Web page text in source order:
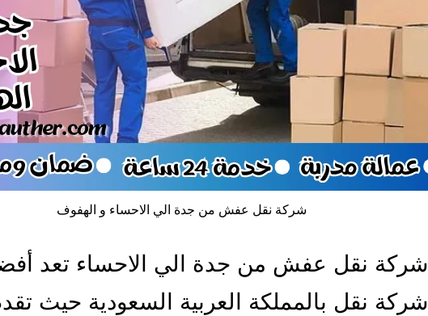
شركة نقل عفش من جدة الي الاحساء و الهفوف
شركة نقل عفش من جدة الي الاحساء تعد
شركة نقل بالمملكة العربية السعودية حيث